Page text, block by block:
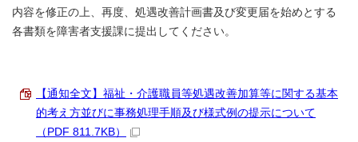
内容を修正の上、再度、処遇改善計画書及び変更届を始めとする
各書類を障害者支援課に提出してください。
【通知全文】福祉・介護職員等処遇改善加算等に関する基本
的考え方並びに事務処理手順及び様式例の提示について
（PDF 811.7KB）